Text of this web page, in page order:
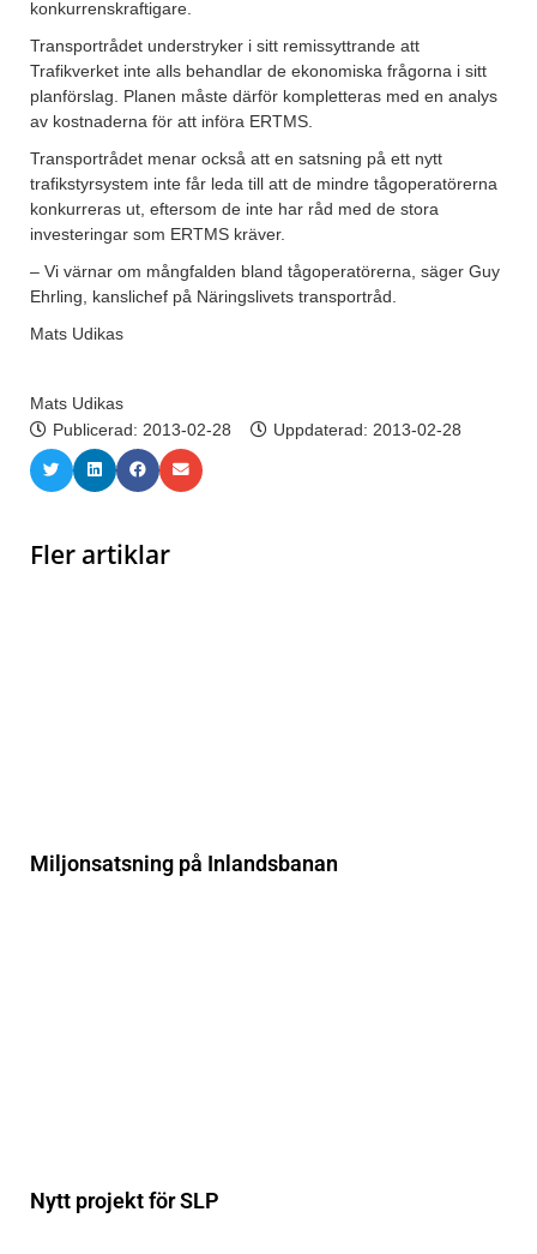
konkurrenskraftigare.
Transportrådet understryker i sitt remissyttrande att
Trafikverket inte alls behandlar de ekonomiska frågorna i sitt
planförslag. Planen måste därför kompletteras med en analys
av kostnaderna för att införa ERTMS.
Transportrådet menar också att en satsning på ett nytt
trafikstyrsystem inte får leda till att de mindre tågoperatörerna
konkurreras ut, eftersom de inte har råd med de stora
investeringar som ERTMS kräver.
– Vi värnar om mångfalden bland tågoperatörerna, säger Guy
Ehrling, kanslichef på Näringslivets transportråd.
Mats Udikas
Mats Udikas
Publicerad: 2013-02-28 Uppdaterad: 2013-02-28
Fler artiklar
Miljonsatsning på Inlandsbanan
Nytt projekt för SLP